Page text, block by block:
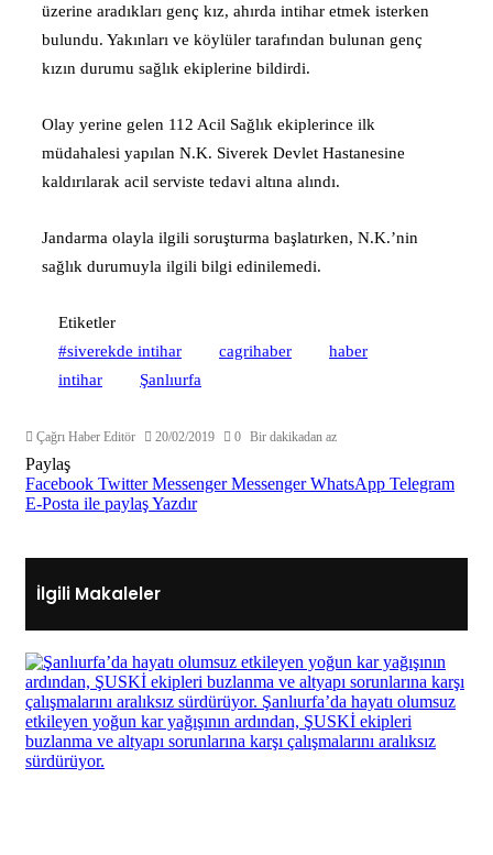
üzerine aradıkları genç kız, ahırda intihar etmek isterken
bulundu. Yakınları ve köylüler tarafından bulunan genç
kızın durumu sağlık ekiplerine bildirdi.
Olay yerine gelen 112 Acil Sağlık ekiplerince ilk
müdahalesi yapılan N.K. Siverek Devlet Hastanesine
kaldırılarak acil serviste tedavi altına alındı.
Jandarma olayla ilgili soruşturma başlatırken, N.K.’nin
sağlık durumuyla ilgili bilgi edinilemedi.
Etiketler
#siverekde intihar
cagrihaber
haber
intihar
Şanlıurfa
Çağrı Haber Editör 20/02/2019 0 Bir dakikadan az
Paylaş
Facebook Twitter Messenger Messenger WhatsApp Telegram
E-Posta ile paylaşYazdır
İlgili Makaleler